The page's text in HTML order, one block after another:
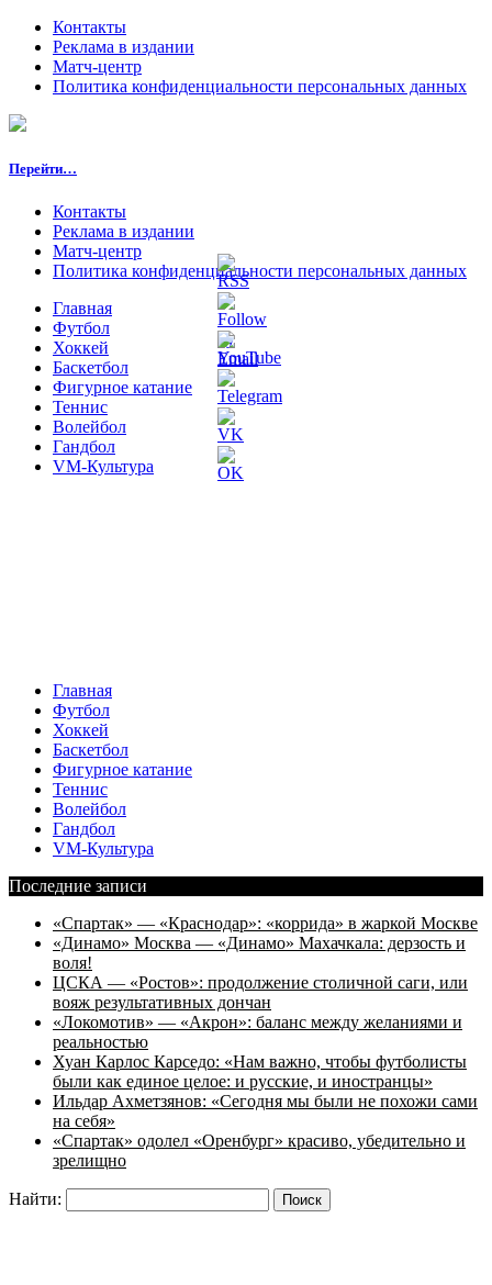
Контакты
Реклама в издании
Матч-центр
Политика конфиденциальности персональных данных
Перейти…
Контакты
Реклама в издании
Матч-центр
Политика конфиденциальности персональных данных
Главная
Футбол
Хоккей
Баскетбол
Фигурное катание
Теннис
Волейбол
Гандбол
VM-Культура
Главная
Футбол
Хоккей
Баскетбол
Фигурное катание
Теннис
Волейбол
Гандбол
VM-Культура
Последние записи
«Спартак» — «Краснодар»: «коррида» в жаркой Москве
«Динамо» Москва — «Динамо» Махачкала: дерзость и
воля!
ЦСКА — «Ростов»: продолжение столичной саги, или
вояж результативных дончан
«Локомотив» — «Акрон»: баланс между желаниями и
реальностью
Хуан Карлос Карседо: «Нам важно, чтобы футболисты
были как единое целое: и русские, и иностранцы»
Ильдар Ахметзянов: «Сегодня мы были не похожи сами
на себя»
«Спартак» одолел «Оренбург» красиво, убедительно и
зрелищно
Найти: